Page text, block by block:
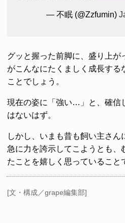
— 不眠 (@Zzfumin)
グッと握った前脚に、盛り上
がこんなにたくましく成長する
ことでしょう。
現在の姿に「強い…」と、確信
はないはず。
しかし、いまも昔も飼い主さん
急に力を誇示してこようとも、
たことを嬉しく思っていること
[文・構成／grape編集部]